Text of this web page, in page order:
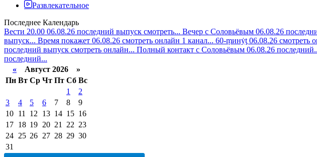
Развлекательное
Последнее Календарь
Вести 20.00 06.08.26 последний выпуск смотреть... Вечер с Соловьёвым 06.08.26
выпуск... Время покажет 06.08.26 смотреть онлайн 1 канал... 60-ṃинẏƫ 06.08.26 смотреть
последний выпуск смотреть онлайн... Полный контакт с Соловьёвым 06.08.26
последний...
« Август 2026 »
Пн Вт Ср Чт Пт Сб Вс
1
2
3
4 5 6 7 8
9
10 11 12 13 14 15 16
17 18 19 20 21 22 23
24 25 26 27 28 29 30
31